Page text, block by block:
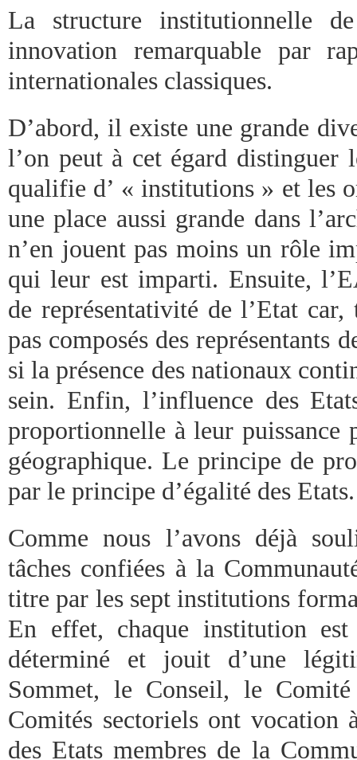
La structure institutionnelle
innovation remarquable par
internationales classiques.
D’abord, il existe une grande
l’on peut à cet égard distinguer
qualifie d’ « institutions » et les
une place aussi grande dans
n’en jouent pas moins un rôle
qui leur est imparti. Ensuite,
de représentativité de l’Etat car,
pas composés des représentants
si la présence des nationaux
sein. Enfin, l’influence des
proportionnelle à leur puissance
géographique. Le principe de
par le principe d’égalité des Etats.
Comme nous l’avons déjà
tâches confiées à la
titre par les sept institutions
En effet, chaque institution est
déterminé et jouit d’une
Sommet, le Conseil, le
Comités sectoriels ont vocation
des Etats membres de la